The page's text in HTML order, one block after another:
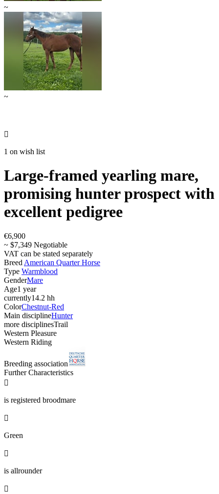
~
~

1 on wish list
Large-framed yearling mare,
promising hunter prospect with
excellent pedigree
€6,900
~ $7,349 Negotiable
VAT can be stated separately
Breed American Quarter Horse
Type Warmblood
GenderMare
Age1 year
currently14.2 hh
ColorChestnut-Red
Main disciplineHunter
more disciplinesTrail
Western Pleasure
Western Riding
Breeding association
Further Characteristics

is registered broodmare

Green

is allrounder
